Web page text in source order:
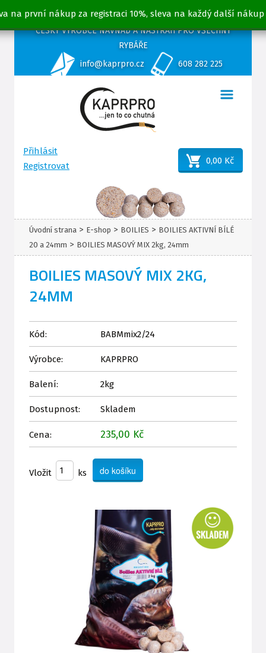
na první nákup za registraci 10%, sleva na každý další nákup
ČESKÝ VÝROBCE NÁVNAD A NÁSTRAH PRO VŠECHNY
RYBÁŘE
info@kaprpro.cz
608 282 225
Přihlásit
Registrovat
0,00 Kč
Úvodní strana > E-shop > BOILIES > BOILIES AKTIVNÍ BÍLÉ
20 a 24mm > BOILIES MASOVÝ MIX 2kg, 24mm
BOILIES MASOVÝ MIX 2KG,
24MM
Kód: BABMmix2/24
Výrobce: KAPRPRO
Balení: 2kg
Dostupnost: Skladem
Cena: 235,00 Kč
Vložit ks